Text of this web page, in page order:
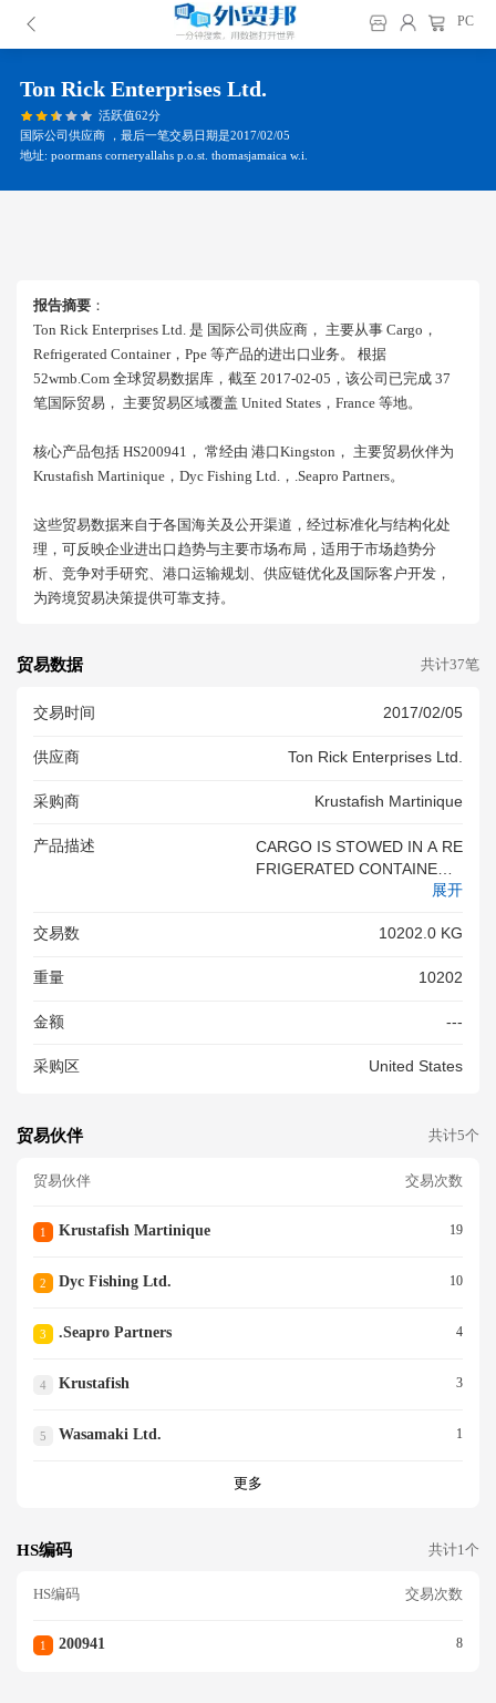
PC
Ton Rick Enterprises Ltd.
活跃值62分
国际公司供应商 ，最后一笔交易日期是2017/02/05
地址: poormans corneryallahs p.o.st. thomasjamaica w.i.
报告摘要 ：
Ton Rick Enterprises Ltd. 是 国际公司供应商， 主要从事 Cargo，
Refrigerated Container，ppe 等产品的进出口业务。 根据
52wmb.com 全球贸易数据库，截至 2017-02-05，该公司已完成 37
笔国际贸易， 主要贸易区域覆盖 United States，france 等地。
核心产品包括 HS200941， 常经由 港口kingston， 主要贸易伙伴为
Krustafish Martinique，dyc Fishing Ltd.，.seapro Partners。
这些贸易数据来自于各国海关及公开渠道，经过标准化与结构化处
理，可反映企业进出口趋势与主要市场布局，适用于市场趋势分
析、竞争对手研究、港口运输规划、供应链优化及国际客户开发，
为跨境贸易决策提供可靠支持。
贸易数据 共计37笔
交易时间 2017/02/05
供应商 Ton Rick Enterprises Ltd.
采购商 Krustafish Martinique
产品描述
CARGO IS STOWED IN A RE
FRIGERATED CONTAINER S
AT THE SHIPPER S REQUES
OF -20 DEGREES CELSIUS F
ONS 1 X 40 REEFER CONTAI
TE (LANGOUSTE ENTIERE C
HT = 6624.04 KG CARGO IS
R S REQUESTED CARRYING
S C<BR/>
展开
交易数 10202.0 KG
重量 10202
金额 ---
采购区 United States
贸易伙伴 共计5个
贸易伙伴 交易次数
1 Krustafish Martinique 19
2 Dyc Fishing Ltd. 10
3 .seapro Partners 4
4 Krustafish 3
5 Wasamaki Ltd. 1
更多
HS编码 共计1个
HS编码 交易次数
1 200941 8